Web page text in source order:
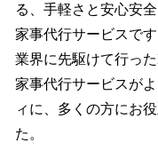
る、手軽さと安心安
家事代行サービスで
業界に先駆けて行っ
家事代行サービスが
ィに、多くの方にお
た。